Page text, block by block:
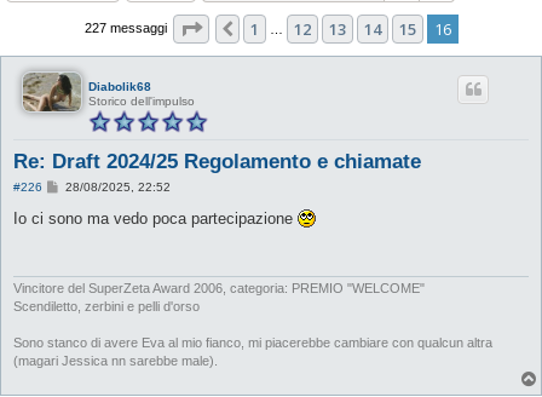
227 messaggi Pagina di16
Precedente
1 12 13 14 15 16
Diabolik68
Storico dell'impulso
Re: Draft 2024/25 Regolamento e chiamate
#226
M
s
i
o
28/08/2025, 22:52
Io ci sono ma vedo poca partecipazione
Vincitore del SuperZeta Award 2006, categoria: PREMIO "WELCOME"
Scendiletto, zerbini e pelli d'orso
Sono stanco di avere Eva al mio fianco, mi piacerebbe cambiare con qualcun altra
(magari Jessica nn sarebbe male).